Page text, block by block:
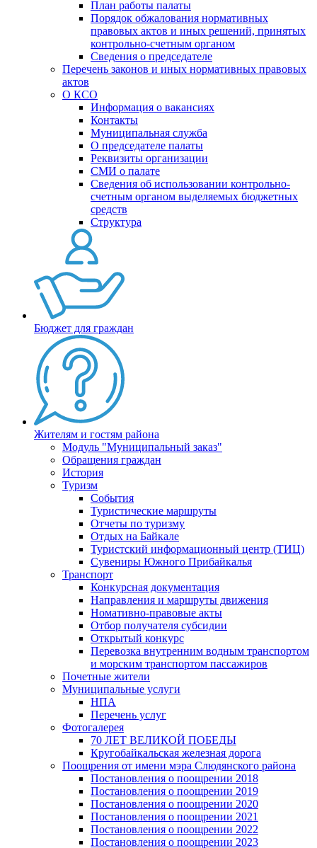
План работы палаты
Порядок обжалования нормативных
правовых актов и иных решений, принятых
контрольно-счетным органом
Сведения о председателе
Перечень законов и иных нормативных правовых
актов
О КСО
Информация о вакансиях
Контакты
Муниципальная служба
О председателе палаты
Реквизиты организации
СМИ о палате
Сведения об использовании контрольно-
счетным органом выделяемых бюджетных
средств
Структура
Бюджет для граждан
Жителям и гостям района
Модуль "Муниципальный заказ"
Обращения граждан
История
Туризм
События
Туристические маршруты
Отчеты по туризму
Отдых на Байкале
Туристский информационный центр (ТИЦ)
Сувениры Южного Прибайкалья
Транспорт
Конкурсная документация
Направления и маршруты движения
Номативно-правовые акты
Отбор получателя субсидии
Открытый конкурс
Перевозка внутренним водным транспортом
и морским транспортом пассажиров
Почетные жители
Муниципальные услуги
НПА
Перечень услуг
Фотогалерея
70 ЛЕТ ВЕЛИКОЙ ПОБЕДЫ
Кругобайкальская железная дорога
Поощрения от имени мэра Слюдянского района
Постановления о поощрении 2018
Постановления о поощрении 2019
Постановления о поощрении 2020
Постановления о поощрении 2021
Постановления о поощрении 2022
Постановления о поощрении 2023